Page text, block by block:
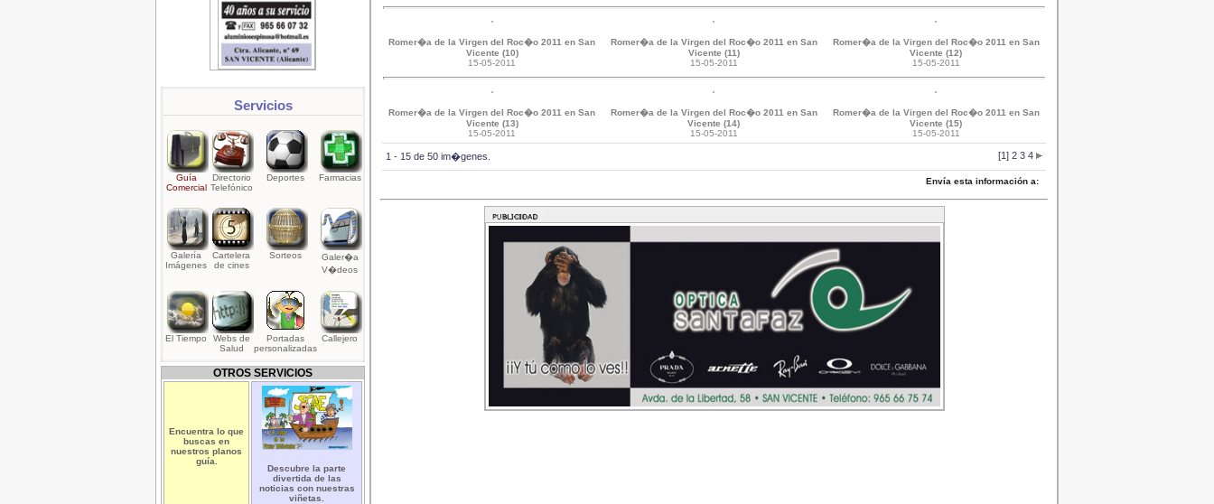
Servicios
Guía
Comercial
Directorio
Telefónico
Deportes Farmacias
Galería
Imágenes
Cartelera
de cines
Sorteos
Galer�a
V�deos
El Tiempo
Webs de
Salud
Portadas
personalizadas
Callejero
OTROS SERVICIOS
Encuentra lo que
buscas en
nuestros planos
guía.
Descubre la parte
divertida de las
noticias con nuestras
viñetas.
Romer�a de la Virgen del Roc�o 2011 en San
Vicente (10)
15-05-2011
Romer�a de la Virgen del Roc�o 2011 en San
Vicente (11)
15-05-2011
Romer�a de la Virgen del Roc�o 2011 en San
Vicente (12)
15-05-2011
Romer�a de la Virgen del Roc�o 2011 en San
Vicente (13)
15-05-2011
Romer�a de la Virgen del Roc�o 2011 en San
Vicente (14)
15-05-2011
Romer�a de la Virgen del Roc�o 2011 en San
Vicente (15)
15-05-2011
1 - 15 de 50 im�genes. [1] 2 3 4
Envía esta información a: